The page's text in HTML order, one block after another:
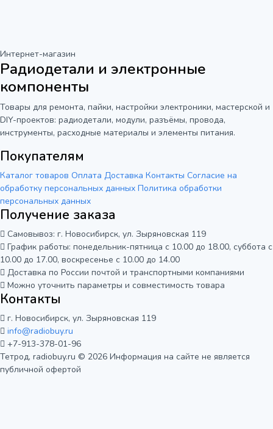
Интернет-магазин
Радиодетали и электронные
компоненты
Товары для ремонта, пайки, настройки электроники, мастерской и
DIY-проектов: радиодетали, модули, разъёмы, провода,
инструменты, расходные материалы и элементы питания.
Покупателям
Каталог товаров Оплата Доставка Контакты Согласие на
обработку персональных данных Политика обработки
персональных данных
Получение заказа
Самовывоз: г. Новосибирск, ул. Зыряновская 119
График работы: понедельник-пятница с 10.00 до 18.00, суббота с
10.00 до 17.00, воскресенье с 10.00 до 14.00
Доставка по России почтой и транспортными компаниями
Можно уточнить параметры и совместимость товара
Контакты
г. Новосибирск, ул. Зыряновская 119
info@radiobuy.ru
+7-913-378-01-96
Тетрод, radiobuy.ru © 2026 Информация на сайте не является
публичной офертой